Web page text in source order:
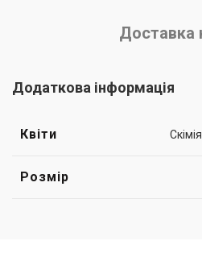
Доставка
Додаткова інформація
Квіти Скімія
Розмір